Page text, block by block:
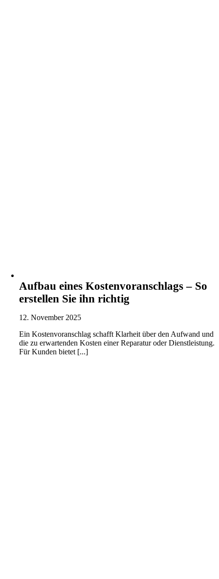
Aufbau eines Kostenvoranschlags – So
erstellen Sie ihn richtig
12. November 2025
Ein Kostenvoranschlag schafft Klarheit über den Aufwand und
die zu erwartenden Kosten einer Reparatur oder Dienstleistung.
Für Kunden bietet [...]